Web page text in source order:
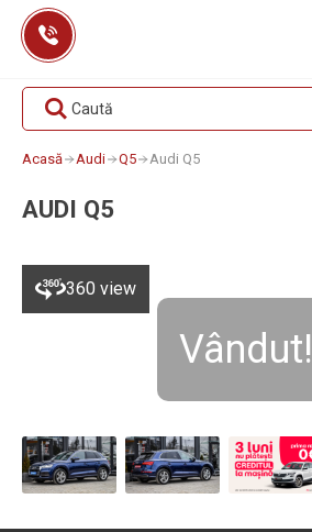
Skip
content
Caută
Acasă Audi Q5 Audi Q5
AUDI Q5
360 view
Vândut!